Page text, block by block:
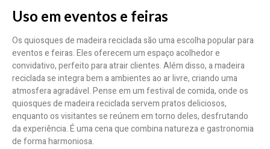
Uso em eventos e feiras
Os quiosques de madeira reciclada são uma escolha popular para
eventos e feiras. Eles oferecem um espaço acolhedor e
convidativo, perfeito para atrair clientes. Além disso, a madeira
reciclada se integra bem a ambientes ao ar livre, criando uma
atmosfera agradável. Pense em um festival de comida, onde os
quiosques de madeira reciclada servem pratos deliciosos,
enquanto os visitantes se reúnem em torno deles, desfrutando
da experiência. É uma cena que combina natureza e gastronomia
de forma harmoniosa.